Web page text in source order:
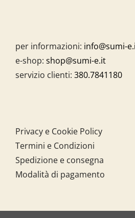
per informazioni: info@sumi-
e-shop: shop@sumi-e.it
servizio clienti: 380.7841180
Privacy e Cookie Policy
Termini e Condizioni
Spedizione e consegna
Modalità di pagamento